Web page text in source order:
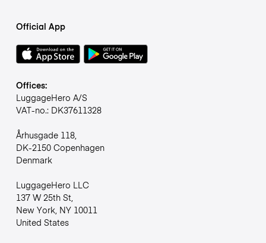
Official App
Offices:
LuggageHero A/S
VAT-no.: DK37611328
Århusgade 118,
DK-2150 Copenhagen
Denmark
LuggageHero LLC
137 W 25th St,
New York, NY 10011
United States